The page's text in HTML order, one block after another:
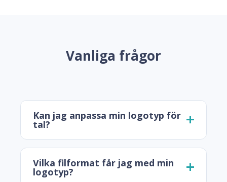
Vanliga frågor
Kan jag anpassa min logotyp för
tal?
Vilka filformat får jag med min
logotyp?